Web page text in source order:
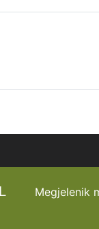
Megjelenik